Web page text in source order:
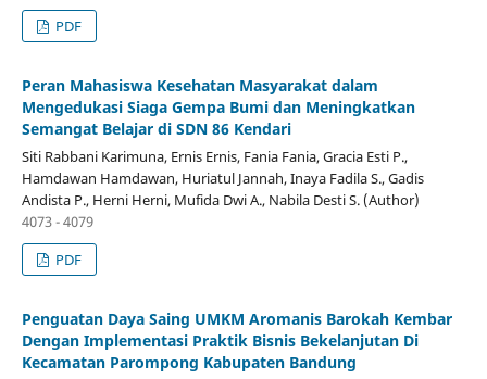
PDF
Peran Mahasiswa Kesehatan Masyarakat dalam
Mengedukasi Siaga Gempa Bumi dan Meningkatkan
Semangat Belajar di SDN 86 Kendari
Siti Rabbani Karimuna, Ernis Ernis, Fania Fania, Gracia Esti P.,
Hamdawan Hamdawan, Huriatul Jannah, Inaya Fadila S., Gadis
Andista P., Herni Herni, Mufida Dwi A., Nabila Desti S. (Author)
4073 - 4079
PDF
Penguatan Daya Saing UMKM Aromanis Barokah Kembar
Dengan Implementasi Praktik Bisnis Bekelanjutan Di
Kecamatan Parompong Kabupaten Bandung